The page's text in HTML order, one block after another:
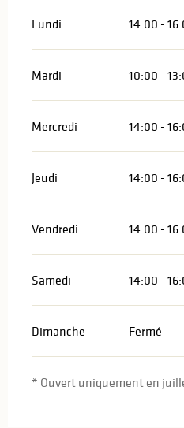
Lundi 14:00 -
Mardi 10:00 -
Mercredi 14:00 -
Jeudi 14:00 -
Vendredi 14:00 -
Samedi 14:00 -
Dimanche Fermé
* Ouvert uniquement en